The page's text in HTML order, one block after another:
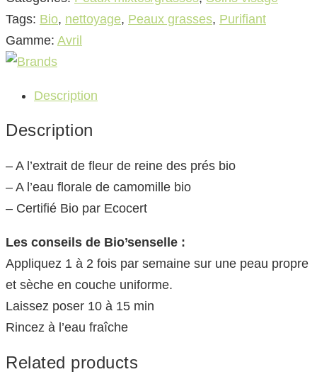
Tags: Bio, nettoyage, Peaux grasses, Purifiant
Gamme: Avril
Description
Description
– A l’extrait de fleur de reine des prés bio
– A l’eau florale de camomille bio
– Certifié Bio par Ecocert
Les conseils de Bio’senselle :
Appliquez 1 à 2 fois par semaine sur une peau propre
et sèche en couche uniforme.
Laissez poser 10 à 15 min
Rincez à l’eau fraîche
Related products